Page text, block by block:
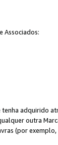
Associados:
adquirido
outra
(por exemplo,